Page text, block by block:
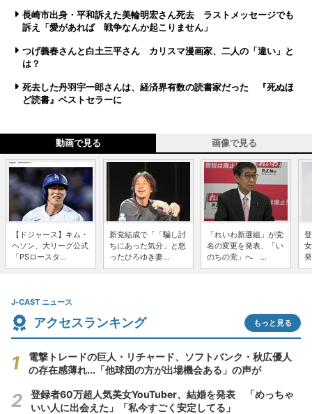
長崎市出身・平和訴えた美輪明宏さん死去 ラストメッセージでも
訴え「愛があれば 戦争なんか起こりません」
つげ義春さんと白土三平さん カリスマ漫画家、二人の「違い」と
は？
死去した丹羽宇一郎さんは、経済界有数の読書家だった 『死ぬほ
ど読書』ベストセラーに
動画で見る 画像で見る
【ドジャース】キム・
ヘソン、大リーグ公式
「PSロースタ...
新党結成で「「騙し討
ちにあった気分」と怒
ったひろゆき妻...
「れいわ新選組」が党
名の変更を発表、「い
のちの党」へ ...
J-CAST ニュース
アクセスランキング もっと見る
電撃トレードの巨人・リチャード、ソフトバンク・秋広優人
の存在感薄れ...「他球団の方が出場機会ある」の声が
登録者60万超人気美女YouTuber、結婚を発表 「めっちゃ
いい人に出会えた」「私今すごく安定してる」